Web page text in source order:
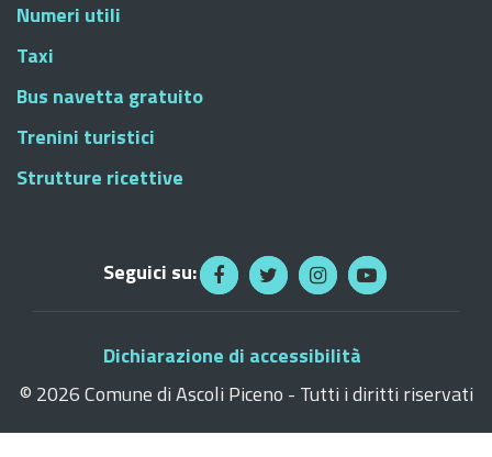
Numeri utili
Taxi
Bus navetta gratuito
Trenini turistici
Strutture ricettive
Seguici su:
Dichiarazione di accessibilità
© 2026 Comune di Ascoli Piceno - Tutti i diritti riservati